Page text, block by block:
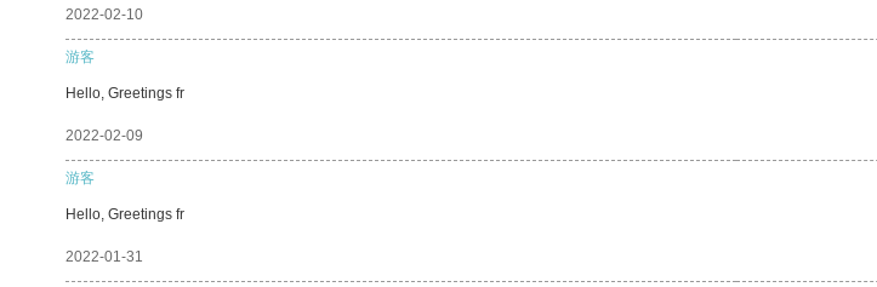
2022-02-10
游客
Hello, Greetings fr
2022-02-09
游客
Hello, Greetings fr
2022-01-31